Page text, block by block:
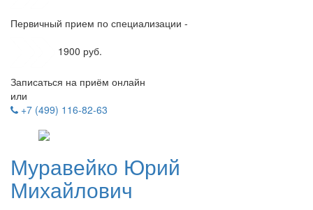
Первичный прием по специализации -
1900 руб.
Записаться на приём онлайн
или
+7 (499) 116-82-63
Муравейко Юрий
Михайлович